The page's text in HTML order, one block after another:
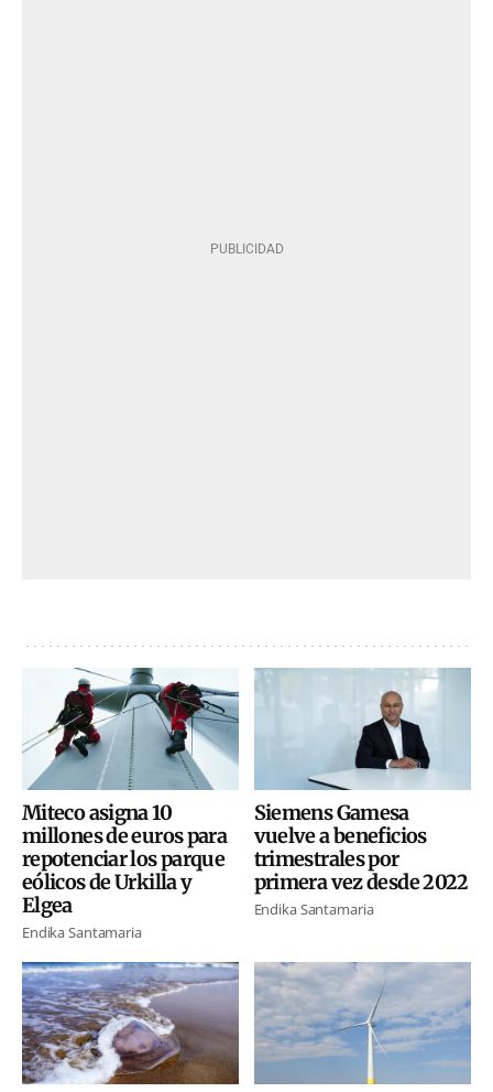
Miteco asigna 10
millones de euros para
repotenciar los parque
eólicos de Urkilla y
Elgea
Endika Santamaria
Siemens Gamesa
vuelve a beneficios
trimestrales por
primera vez desde 2022
Endika Santamaria